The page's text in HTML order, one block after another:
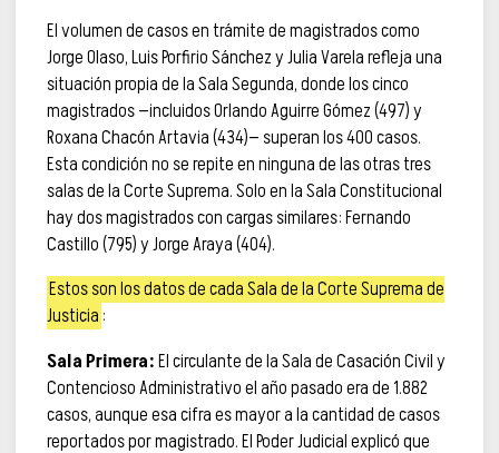
El volumen de casos en trámite de magistrados como
Jorge Olaso, Luis Porfirio Sánchez y Julia Varela refleja una
situación propia de la Sala Segunda, donde los cinco
magistrados —incluidos Orlando Aguirre Gómez (497) y
Roxana Chacón Artavia (434)— superan los 400 casos.
Esta condición no se repite en ninguna de las otras tres
salas de la Corte Suprema. Solo en la Sala Constitucional
hay dos magistrados con cargas similares: Fernando
Castillo (795) y Jorge Araya (404).
Estos son los datos de cada Sala de la Corte Suprema de
Justicia :
Sala Primera:El circulante de la Sala de Casación Civil y
Contencioso Administrativo el año pasado era de 1.882
casos, aunque esa cifra es mayor a la cantidad de casos
reportados por magistrado. El Poder Judicial explicó que